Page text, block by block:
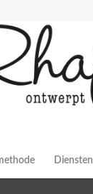
Diensten